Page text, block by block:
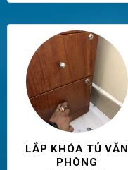
LẮP KHÓA TỦ VĂN
PHÒNG